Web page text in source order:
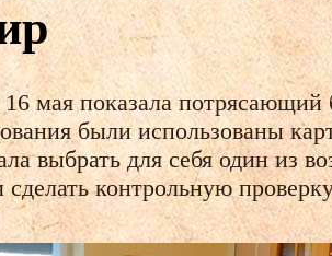
мая показала потрясающий
были использованы
выбрать для себя один из
контрольную